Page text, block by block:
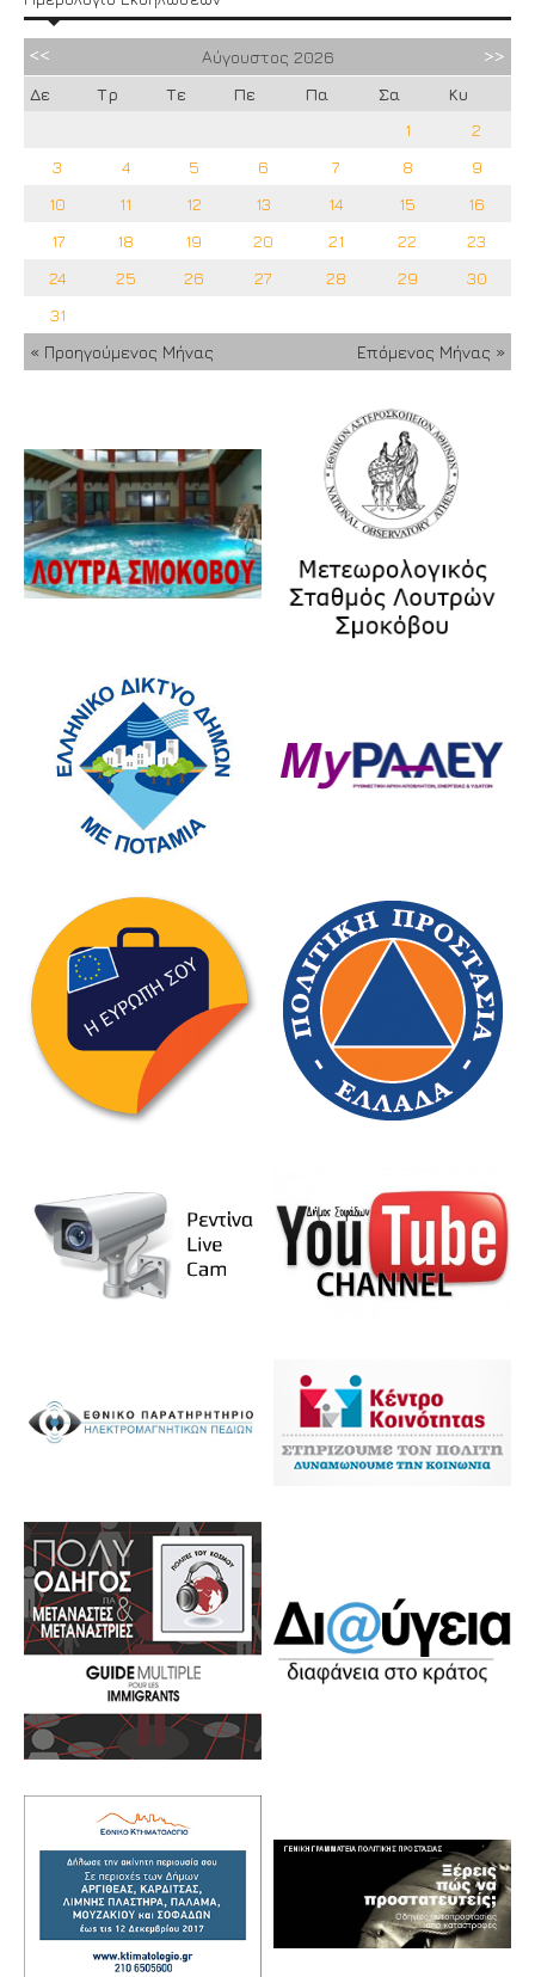
Αύγουστος 2026
Δε
Τρ Τε Πε Πα Σα
Κυ
1
2
3
4 5 6 7 8
9
10
11 12 13 14 15
16
17
18 19 20 21 22
23
24
25 26 27 28 29
30
31
« Προηγούμενος Μήνας
Επόμενος Μήνας »